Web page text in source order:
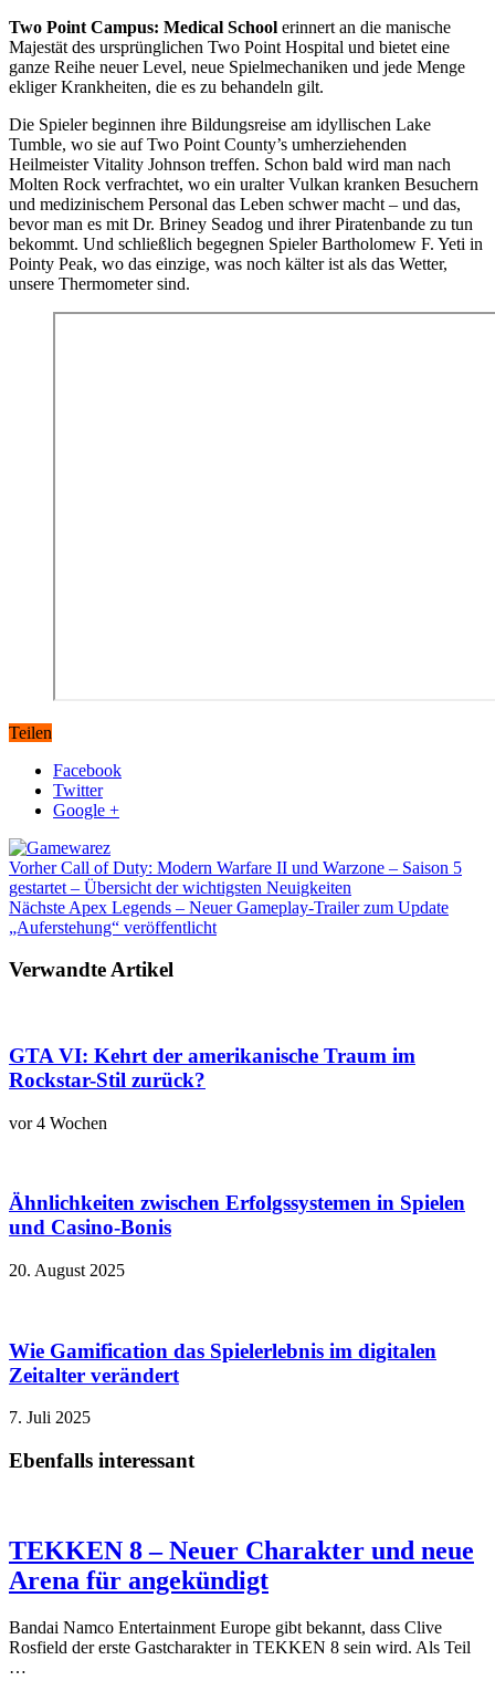
Two Point Campus: Medical School erinnert an die manische
Majestät des ursprünglichen Two Point Hospital und bietet eine
ganze Reihe neuer Level, neue Spielmechaniken und jede Menge
ekliger Krankheiten, die es zu behandeln gilt.
Die Spieler beginnen ihre Bildungsreise am idyllischen Lake
Tumble, wo sie auf Two Point County’s umherziehenden
Heilmeister Vitality Johnson treffen. Schon bald wird man nach
Molten Rock verfrachtet, wo ein uralter Vulkan kranken Besuchern
und medizinischem Personal das Leben schwer macht – und das,
bevor man es mit Dr. Briney Seadog und ihrer Piratenbande zu tun
bekommt. Und schließlich begegnen Spieler Bartholomew F. Yeti in
Pointy Peak, wo das einzige, was noch kälter ist als das Wetter,
unsere Thermometer sind.
Teilen
Facebook
Twitter
Google +
VorherCall of Duty: Modern Warfare II und Warzone – Saison 5
gestartet – Übersicht der wichtigsten Neuigkeiten
Nächste Apex Legends – Neuer Gameplay-Trailer zum Update
„Auferstehung“ veröffentlicht
Verwandte Artikel
GTA VI: Kehrt der amerikanische Traum im
Rockstar-Stil zurück?
vor 4 Wochen
Ähnlichkeiten zwischen Erfolgssystemen in Spielen
und Casino‑Bonis
20. August 2025
Wie Gamification das Spielerlebnis im digitalen
Zeitalter verändert
7. Juli 2025
Ebenfalls interessant
TEKKEN 8 – Neuer Charakter und neue
Arena für angekündigt
Bandai Namco Entertainment Europe gibt bekannt, dass Clive
Rosfield der erste Gastcharakter in TEKKEN 8 sein wird. Als Teil
…